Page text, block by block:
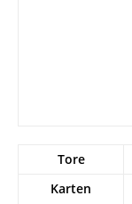
Tore
Karten